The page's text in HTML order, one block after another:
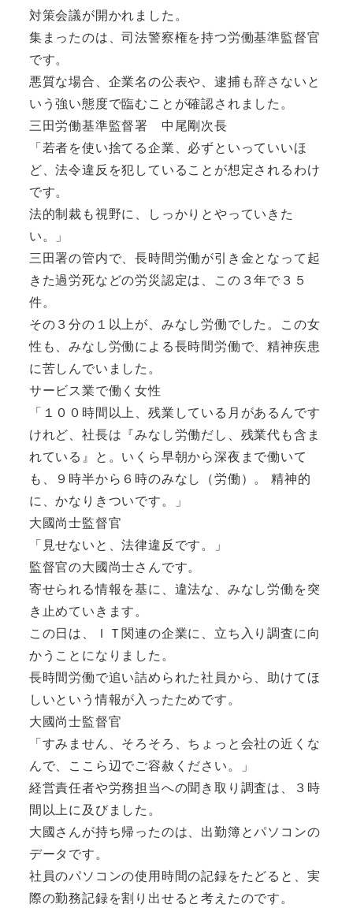
対策会議が開かれました。
集まったのは、司法警察権を持つ労働基準監督官
です。
悪質な場合、企業名の公表や、逮捕も辞さないと
いう強い態度で臨むことが確認されました。
三田労働基準監督署 中尾剛次長
「若者を使い捨てる企業、必ずといっていいほ
ど、法令違反を犯していることが想定されるわけ
です。
法的制裁も視野に、しっかりとやっていきた
い。」
三田署の管内で、長時間労働が引き金となって起
きた過労死などの労災認定は、この３年で３５
件。
その３分の１以上が、みなし労働でした。この女
性も、みなし労働による長時間労働で、精神疾患
に苦しんでいました。
サービス業で働く女性
「１００時間以上、残業している月があるんです
けれど、社長は『みなし労働だし、残業代も含ま
れている』と。いくら早朝から深夜まで働いて
も、９時半から６時のみなし（労働）。 精神的
に、かなりきついです。」
大國尚士監督官
「見せないと、法律違反です。」
監督官の大國尚士さんです。
寄せられる情報を基に、違法な、みなし労働を突
き止めていきます。
この日は、ＩＴ関連の企業に、立ち入り調査に向
かうことになりました。
長時間労働で追い詰められた社員から、助けてほ
しいという情報が入ったためです。
大國尚士監督官
「すみません、そろそろ、ちょっと会社の近くな
んで、ここら辺でご容赦ください。」
経営責任者や労務担当への聞き取り調査は、３時
間以上に及びました。
大國さんが持ち帰ったのは、出勤簿とパソコンの
データです。
社員のパソコンの使用時間の記録をたどると、実
際の勤務記録を割り出せると考えたのです。